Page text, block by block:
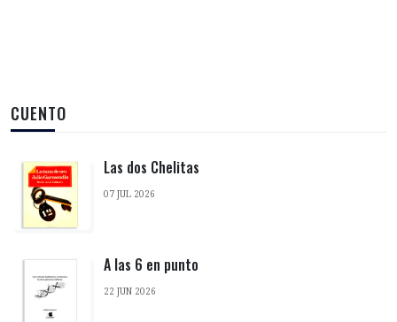
CUENTO
Las dos Chelitas
07 JUL 2026
A las 6 en punto
22 JUN 2026